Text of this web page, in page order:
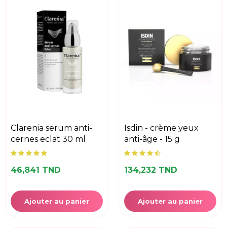
clarenia serum anti-
cernes eclat 30 ml
46,841 TND
Ajouter au panier
isdin - crème yeux
anti-âge - 15 g
134,232 TND
Ajouter au panier